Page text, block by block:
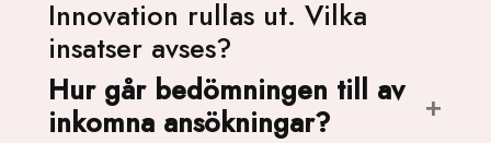
Innovation rullas ut. Vilka
insatser avses?
Hur går bedömningen till av
inkomna ansökningar?